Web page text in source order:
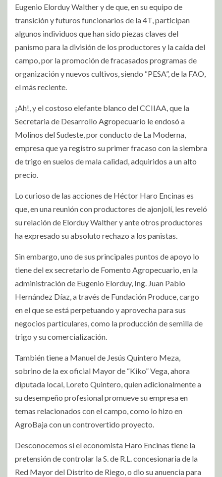
Eugenio Elorduy Walther y de que, en su equipo de
transición y futuros funcionarios de la 4T, participan
algunos individuos que han sido piezas claves del
panismo para la división de los productores y la caída del
campo, por la promoción de fracasados programas de
organización y nuevos cultivos, siendo “PESA”, de la FAO,
el más reciente.
¡Ah!, y el costoso elefante blanco del CCIIAA, que la
Secretaria de Desarrollo Agropecuario le endosó a
Molinos del Sudeste, por conducto de La Moderna,
empresa que ya registro su primer fracaso con la siembra
de trigo en suelos de mala calidad, adquiridos a un alto
precio.
Lo curioso de las acciones de Héctor Haro Encinas es
que, en una reunión con productores de ajonjolí, les reveló
su relación de Elorduy Walther y ante otros productores
ha expresado su absoluto rechazo a los panistas.
Sin embargo, uno de sus principales puntos de apoyo lo
tiene del ex secretario de Fomento Agropecuario, en la
administración de Eugenio Elorduy, Ing. Juan Pablo
Hernández Díaz, a través de Fundación Produce, cargo
en el que se está perpetuando y aprovecha para sus
negocios particulares, como la producción de semilla de
trigo y su comercialización.
También tiene a Manuel de Jesús Quintero Meza,
sobrino de la ex oficial Mayor de “Kiko” Vega, ahora
diputada local, Loreto Quintero, quien adicionalmente a
su desempeño profesional promueve su empresa en
temas relacionados con el campo, como lo hizo en
AgroBaja con un controvertido proyecto.
Desconocemos si el economista Haro Encinas tiene la
pretensión de controlar la S. de R.L. concesionaria de la
Red Mayor del Distrito de Riego, o dio su anuencia para